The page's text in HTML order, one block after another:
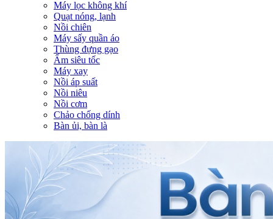
Máy lọc không khí
Quạt nóng, lạnh
Nồi chiên
Máy sấy quần áo
Thùng đựng gạo
Ấm siêu tốc
Máy xay
Nồi áp suất
Nồi niêu
Nồi cơm
Chảo chống dính
Bàn ủi, bàn là